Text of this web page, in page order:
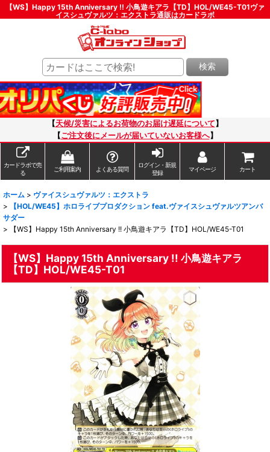
【WS】Happy 15th Anniversary !! 小鳥遊キアラ【TD】HOL/WE45-T01ヴァ
イスシュヴァルツ：エクストラ通販はカードラボ
検索
【天候/災害によるお荷物のお届け遅延について 】
【ご注文後にメールが届いていないお客様へ】
カードラボで売
る
ご利用案内 よくある質問
ログイン・新規
登録
マイページ カート
ホーム > ヴァイスシュヴァルツ：エクストラ
>
【HOL/WE45】ホロライブプロダクション feat.ヴァイスシュヴァルツアンバ
サダー
>
【WS】Happy 15th Anniversary !! 小鳥遊キアラ【TD】HOL/WE45-T01
【WS】Happy 15th Anniversary !! 小鳥遊キアラ
【TD】HOL/WE45-T01